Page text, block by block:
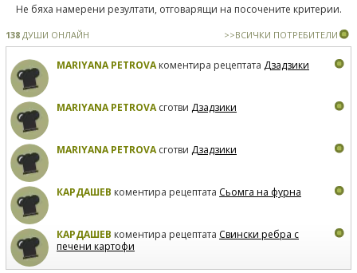
Не бяха намерени резултати, отговарящи на посочените критерии.
138 ДУШИ ОНЛАЙН >>ВСИЧКИ ПОТРЕБИТЕЛИ
MARIYANA PETROVAкоментира рецептата Дзадзики
MARIYANA PETROVAсготви Дзадзики
MARIYANA PETROVAсготви Дзадзики
КАРДАШЕВ коментира рецептата Сьомга на фурна
КАРДАШЕВ коментира рецептата Свински ребра с
печени картофи